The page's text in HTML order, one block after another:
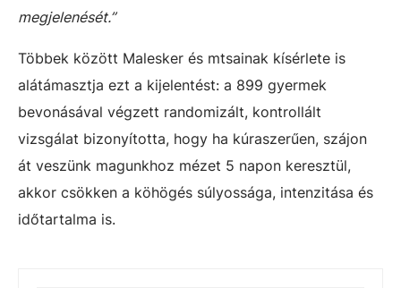
megjelenését.”
Többek között Malesker és mtsainak kísérlete is
alátámasztja ezt a kijelentést: a 899 gyermek
bevonásával végzett randomizált, kontrollált
vizsgálat bizonyította, hogy ha kúraszerűen, szájon
át veszünk magunkhoz mézet 5 napon keresztül,
akkor csökken a köhögés súlyossága, intenzitása és
időtartalma is.